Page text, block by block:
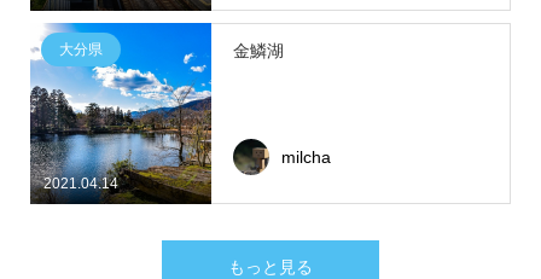
2021.04.14
大分県 金鱗湖
milcha
もっと見る